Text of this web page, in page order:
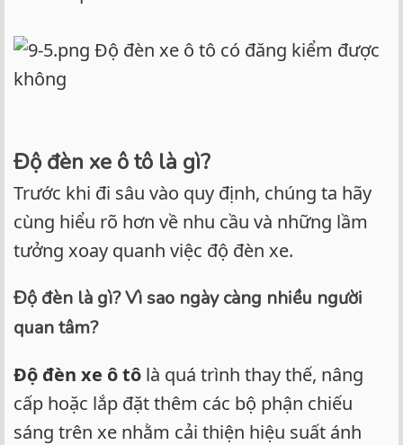
Độ đèn xe ô tô có đăng kiểm được
không
Độ đèn xe ô tô là gì?
Trước khi đi sâu vào quy định, chúng ta hãy
cùng hiểu rõ hơn về nhu cầu và những lầm
tưởng xoay quanh việc độ đèn xe.
Độ đèn là gì? Vì sao ngày càng nhiều người
quan tâm?
Độ đèn xe ô tô là quá trình thay thế, nâng
cấp hoặc lắp đặt thêm các bộ phận chiếu
sáng trên xe nhằm cải thiện hiệu suất ánh